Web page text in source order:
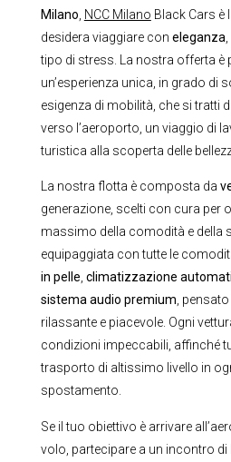
Milano NCC Milano Black Cars è
desidera viaggiare con eleganza
tipo di stress. La nostra offerta è
un’esperienza unica, in grado di
esigenza di mobilità, che si tratti
verso l’aeroporto, un viaggio di
turistica alla scoperta delle
La nostra flotta è composta da
generazione, scelti con cura per
massimo della comodità e della
equipaggiata con tutte le
in pelle climatizzazione
sistema audio premium ,
rilassante e piacevole. Ogni
condizioni impeccabili, affinché
trasporto di altissimo livello in
spostamento.
Se il tuo obiettivo è arrivare
volo, partecipare a un incontro di